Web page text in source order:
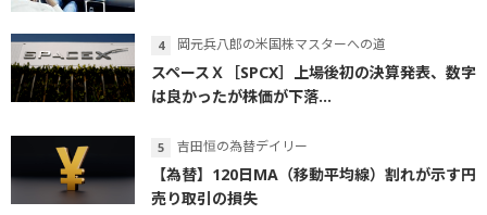
岡元兵八郎の米国株マスターへの道
スペースＸ［SPCX］上場後初の決算発表、数字
は良かったが株価が下落...
吉田恒の為替デイリー
【為替】120日MA（移動平均線）割れが示す円
売り取引の損失